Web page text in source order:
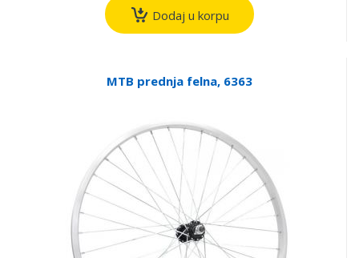
Dodaj u korpu
MTB prednja felna, 6363